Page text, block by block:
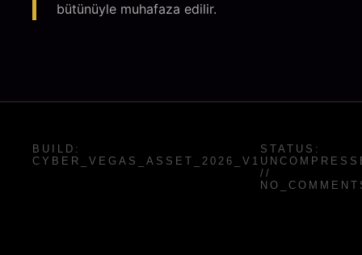
bütünüyle muhafaza edilir.
BUILD:
CYBER_VEGAS_ASSET_2026_V1
STATUS:
//